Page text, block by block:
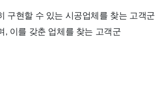
구현할 수 있는 시공업체를 찾는 고객군
, 이를 갖춘 업체를 찾는 고객군